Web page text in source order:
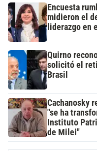
Encuesta
midieron el
liderazgo en
Quirno
solicitó el
Brasil
Cachanosky
"se ha
Instituto
de Milei"